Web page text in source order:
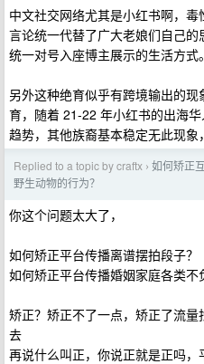
中文社交网络尤其是小红书啊，
言论统一代替了广大老娘们自己
统一对号入座博主展示的生活方式
另外这种绝育似乎有跨境输出的
育，随着 21-22 年小红书的出海
趋势，其他族裔基本稳定无此现象
Replied to a topic by craftx › 如何矫正
野生动物的行为？
你这个问题太大了，
如何矫正平台传播离谱摆拍段子？
如何矫正平台传播婚姻家庭各类不
矫正？矫正不了一点，矫正了流
去
再说什么叫正，你说正就是正吗